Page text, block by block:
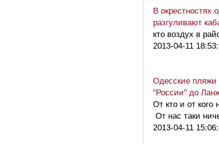
В окрестностях
разгуливают
кто воздух в
2013-04-11
Одесские пляжи
"России" до
От кто и от кого
От нас таки
2013-04-11